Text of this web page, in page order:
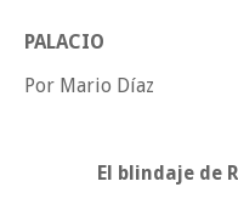
PALACIO
Por Mario Díaz
El blindaje de